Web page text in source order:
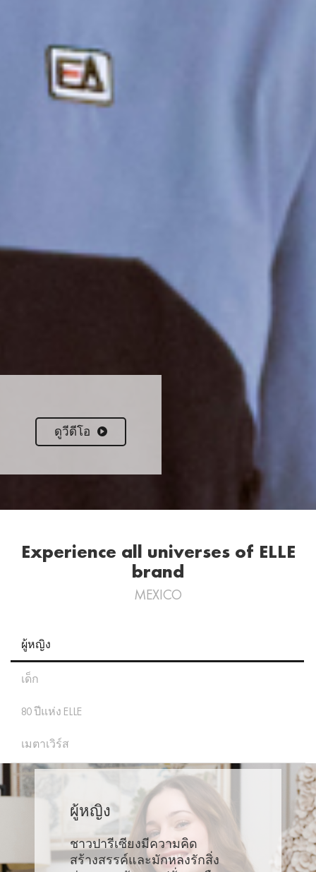
ดูวีดีโอ
Experience all universes of ELLE
brand
MEXICO
ผู้หญิง
เด็ก
80 ปีแห่ง ELLE
เมตาเวิร์ส
ผู้หญิง
ชาวปารีเซียงมีความคิด
สร้างสรรค์และมักหลงรักสิ่ง